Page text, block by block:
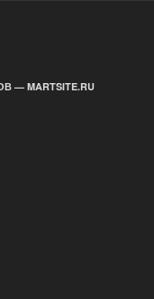
— MARTSITE.RU